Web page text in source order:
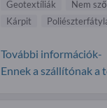
Geotextíliák Nem
Kárpit
További információk-
Ennek a szállítónak a